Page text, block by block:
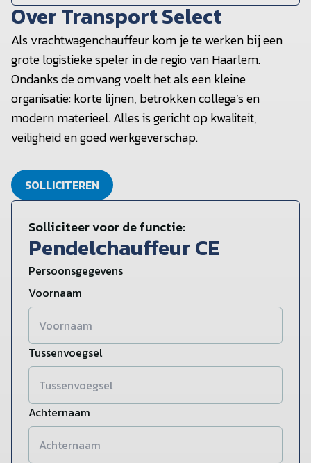
Over Transport Select
Als vrachtwagenchauffeur kom je te werken bij een
grote logistieke speler in de regio van Haarlem.
Ondanks de omvang voelt het als een kleine
organisatie: korte lijnen, betrokken collega’s en
modern materieel. Alles is gericht op kwaliteit,
veiligheid en goed werkgeverschap.
SOLLICITEREN
Solliciteer voor de functie:
Pendelchauffeur CE
Persoonsgegevens
Voornaam
Tussenvoegsel
Achternaam